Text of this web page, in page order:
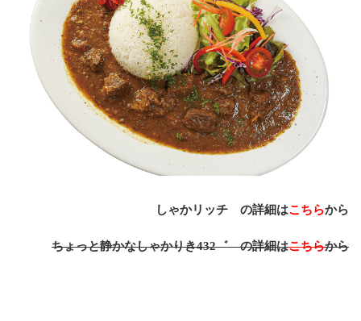
しゃかリッチ の詳細はこちらから
ちょっと静かなしゃかりき432゛ の詳細はこちらから